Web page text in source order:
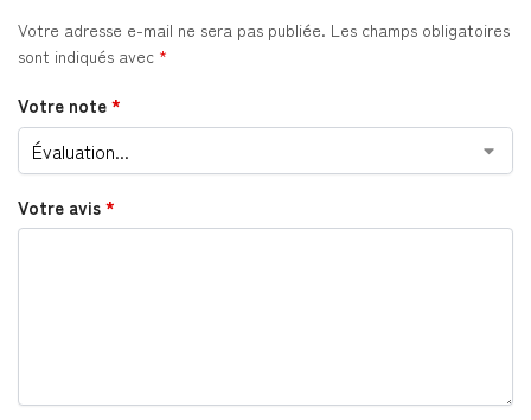
Votre adresse e-mail ne sera pas publiée. Les champs obligatoires
sont indiqués avec *
Votre note*
Votre avis*